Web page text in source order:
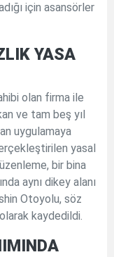
için asansörler
YASA
olan firma ile
ve tam beş yıl
uygulamaya
yasal
bir bina
aynı dikey alanı
Otoyolu, söz
kaydedildi.